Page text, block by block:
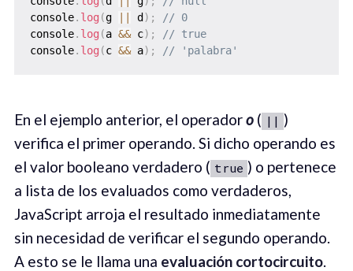
console. log (g d ) ;
// 0
console. log (a && c) ;
// true
console. log (c && a) ; // 'palabra'
En el ejemplo anterior, el operadoro ( || )
verifica el primer operando. Si dicho operando es
el valor booleano verdadero ( true ) o pertenece
a lista de los evaluados como verdaderos,
JavaScript arroja el resultado inmediatamente
sin necesidad de verificar el segundo operando.
A esto se le llama una evaluación cortocircuito.